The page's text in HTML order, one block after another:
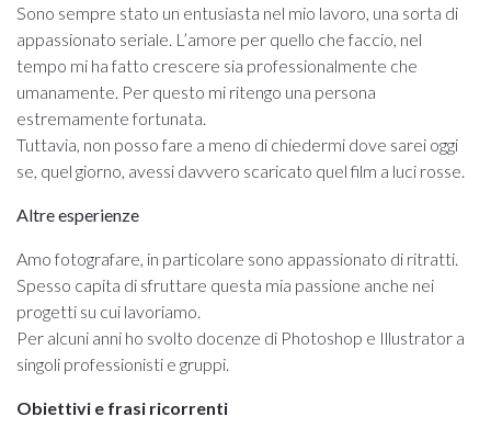
Sono sempre stato un entusiasta nel mio lavoro, una sorta di
appassionato seriale. L’amore per quello che faccio, nel
tempo mi ha fatto crescere sia professionalmente che
umanamente. Per questo mi ritengo una persona
estremamente fortunata.
Tuttavia, non posso fare a meno di chiedermi dove sarei oggi
se, quel giorno, avessi davvero scaricato quel film a luci rosse.
Altre esperienze
Amo fotografare, in particolare sono appassionato di ritratti.
Spesso capita di sfruttare questa mia passione anche nei
progetti su cui lavoriamo.
Per alcuni anni ho svolto docenze di Photoshop e Illustrator a
singoli professionisti e gruppi.
Obiettivi e frasi ricorrenti